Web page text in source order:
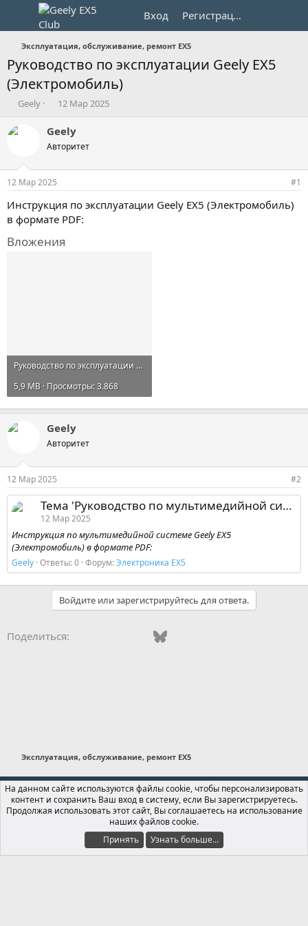
Вход Регистрация
Эксплуатация, обслуживание, ремонт EX5
Руководство по эксплуатации Geely EX5
(Электромобиль)
А
т
т
е
м
ы
Geely
Д
т
н
а
л
12 Мар 2025
Geely
Авторитет
12 Мар 2025 #1
Инструкция по эксплуатации Geely EX5 (Электромобиль)
в формате PDF:
Вложения
Руководство по эксплуатации Geely EX5.pdf
5,9 MB · Просмотры: 3.868
Geely
Авторитет
12 Мар 2025 #2
Тема 'Руководство по мультимедийной системе Geely EX5 (Электромобиль)'
12 Мар 2025
Инструкция по мультимедийной системе Geely EX5
(Электромобиль) в формате PDF:
Geely Ответы: 0 Форум:Электроника EX5
Войдите или зарегистрируйтесь для ответа.
Поделиться: Odnoklassniki
Mail.ruBluesky
Эксплуатация, обслуживание, ремонт EX5
Russian (RU)
Обратная связь
Условия и правила
Политика конфиденциальности
Помощь
Локализация от xenForo.Info®
На данном сайте используются файлы cookie, чтобы персонализировать
контент и сохранить Ваш вход в систему, если Вы зарегистрируетесь.
Продолжая использовать этот сайт, Вы соглашаетесь на использование
наших файлов cookie.
Принять
Узнать больше…